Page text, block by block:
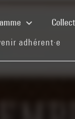
adhérent·e